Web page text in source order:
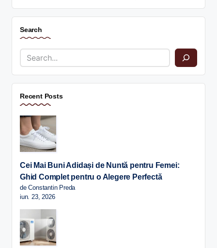
Search
Recent Posts
Cei Mai Buni Adidași de Nuntă pentru Femei:
Ghid Complet pentru o Alegere Perfectă
de Constantin Preda
iun. 23, 2026